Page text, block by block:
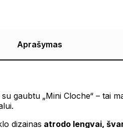
Aprašymas
gaubtu „Mini Cloche“ – tai
dizainas atrodo lengvai,